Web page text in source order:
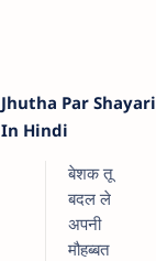
Jhutha Par Shayari
In Hindi
बेशक तू
बदल ले
अपनी
मौहब्बत